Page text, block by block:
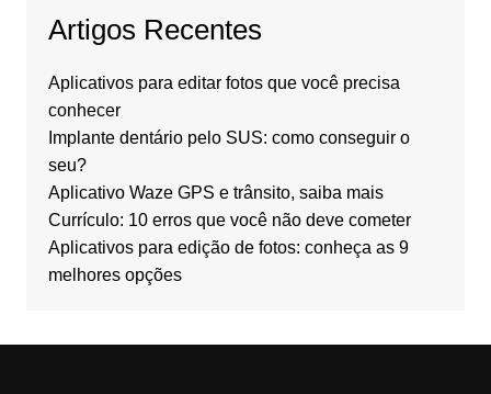
Artigos Recentes
Aplicativos para editar fotos que você precisa
conhecer
Implante dentário pelo SUS: como conseguir o
seu?
Aplicativo Waze GPS e trânsito, saiba mais
Currículo: 10 erros que você não deve cometer
Aplicativos para edição de fotos: conheça as 9
melhores opções